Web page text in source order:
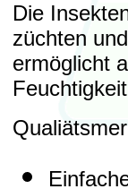
Die
züchten
ermöglicht